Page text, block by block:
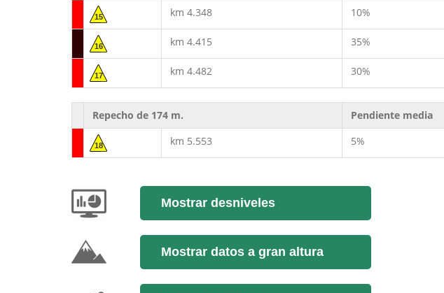
15 km 4.348 10%
16 km 4.415 35%
17 km 4.482 30%
Repecho de 174 m. Pendiente media
18 km 5.553 5%
Mostrar desniveles
Mostrar datos a gran altura